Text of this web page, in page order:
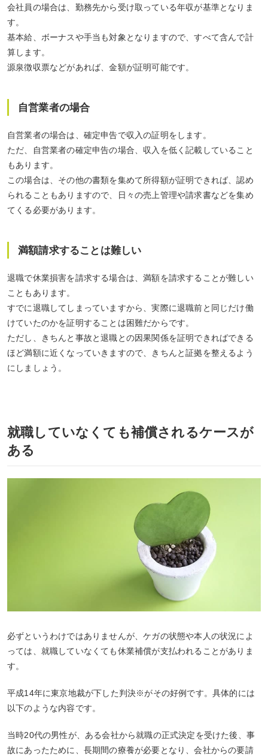
会社員の場合は、勤務先から受け取っている年収が基準となりま
す。
基本給、ボーナスや手当も対象となりますので、すべて含んで計
算します。
源泉徴収票などがあれば、金額が証明可能です。
自営業者の場合
自営業者の場合は、確定申告で収入の証明をします。
ただ、自営業者の確定申告の場合、収入を低く記載していること
もあります。
この場合は、その他の書類を集めて所得額が証明できれば、認め
られることもありますので、日々の売上管理や請求書などを集め
てくる必要があります。
満額請求することは難しい
退職で休業損害を請求する場合は、満額を請求することが難しい
こともあります。
すでに退職してしまっていますから、実際に退職前と同じだけ働
けていたのかを証明することは困難だからです。
ただし、きちんと事故と退職との因果関係を証明できればできる
ほど満額に近くなっていきますので、きちんと証拠を整えるよう
にしましょう。
就職していなくても補償されるケースが
ある
必ずというわけではありませんが、ケガの状態や本人の状況によ
っては、就職していなくても休業補償が支払われることがありま
す。
平成14年に東京地裁が下した判決※がその好例です。具体的には
以下のような内容です。
当時20代の男性が、ある会社から就職の正式決定を受けた後、事
故にあったために、長期間の療養が必要となり、会社からの要請